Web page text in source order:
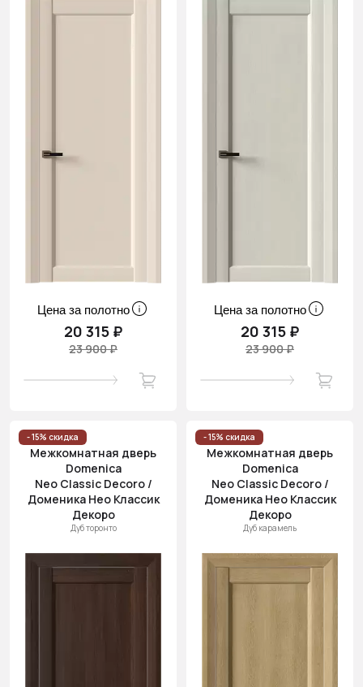
Цена за полотно
20 315 ₽
23 900 ₽
Цена за полотно
20 315 ₽
23 900 ₽
- 15% скидка
Межкомнатная дверь
Domenica
Neo Classic Decoro /
Доменика Нео Классик
Декоро
Дуб торонто
- 15% скидка
Межкомнатная дверь
Domenica
Neo Classic Decoro /
Доменика Нео Классик
Декоро
Дуб карамель